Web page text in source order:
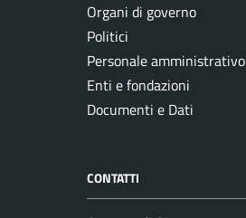
Organi di governo
Politici
Personale amministrativo
Enti e fondazioni
Documenti e Dati
CONTATTI